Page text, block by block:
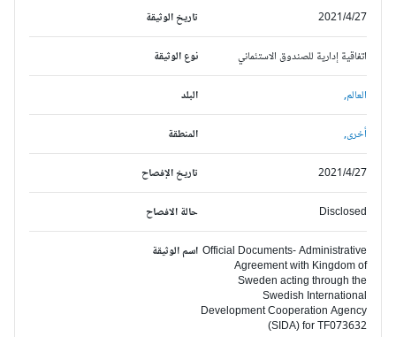
تاريخ الوثيقة 2021/4/27
نوع الوثيقة اتفاقية إدارية للصندوق الاستئماني
البلد العالم,
المنطقة أخرى,
تاريخ الإفصاح 2021/4/27
حالة الافصاح Disclosed
اسم الوثيقة Official Documents- Administrative
Agreement with Kingdom of
Sweden acting through the
Swedish International
Development Cooperation Agency
(SIDA) for TF073632